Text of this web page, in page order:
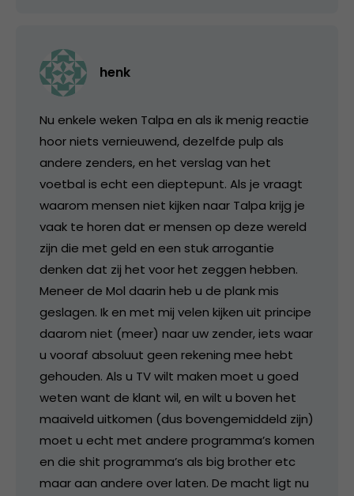
henk
Nu enkele weken Talpa en als ik menig reactie
hoor niets vernieuwend, dezelfde pulp als
andere zenders, en het verslag van het
voetbal is echt een dieptepunt. Als je vraagt
waarom mensen niet kijken naar Talpa krijg je
vaak te horen dat er mensen op deze wereld
zijn die met geld en een stuk arrogantie
denken dat zij het voor het zeggen hebben.
Meneer de Mol daarin heb u de plank mis
geslagen. Ik en met mij velen kijken uit principe
daarom niet (meer) naar uw zender, iets waar
u vooraf absoluut geen rekening mee hebt
gehouden. Als u TV wilt maken moet u goed
weten want de klant wil, en wilt u boven het
maaiveld uitkomen (dus bovengemiddeld zijn)
moet u echt met andere programma’s komen
en die shit programma’s als big brother etc
maar aan andere over laten. De macht ligt nu